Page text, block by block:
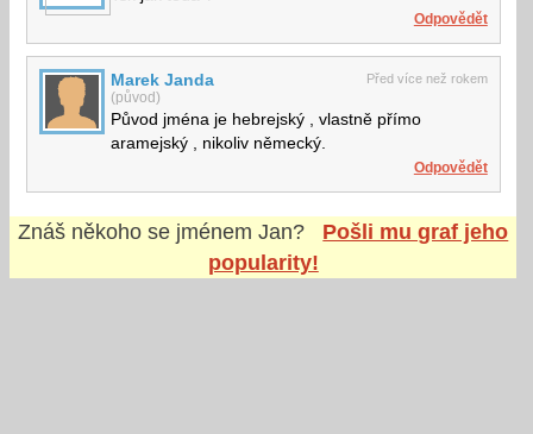
Odpovědět
Před více než rokem
Marek Janda
(původ)
Původ jména je hebrejský , vlastně přímo
aramejský , nikoliv německý.
Odpovědět
Znáš někoho se jménemJan?
Pošli mu graf jeho
popularity!